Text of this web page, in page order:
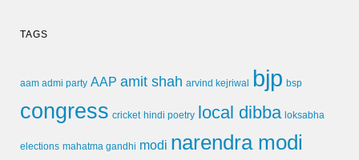
TAGS
aam admi party AAP amit shah arvind kejriwal bjp bsp
congress cricket hindi poetry local dibba loksabha
elections mahatma gandhi modi narendra modi